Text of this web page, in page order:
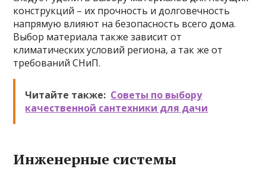
конструкций – их прочность и долговечность
напрямую влияют на безопасность всего дома.
Выбор материала также зависит от
климатических условий региона, а так же от
требований СНиП.
Читайте также: Советы по выбору
качественной сантехники для дачи
Инженерные системы